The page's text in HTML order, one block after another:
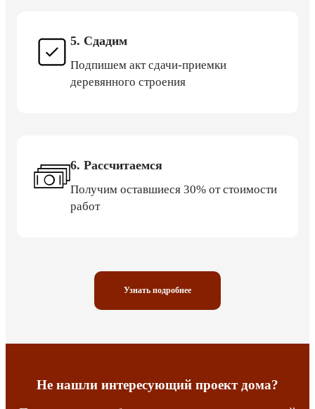
5. Сдадим
Подпишем акт сдачи-приемки
деревянного строения
6. Рассчитаемся
Получим оставшиеся 30% от стоимости
работ
Узнать подробнее
Не нашли интересующий проект дома?